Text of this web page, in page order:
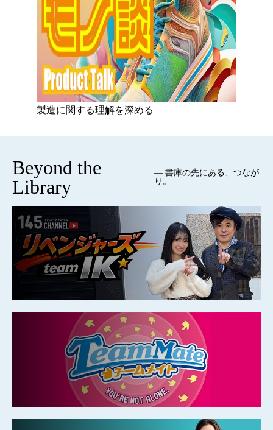
製造に関する理解を深める
Beyond the
Library
— 書庫の先にある、つなが
り。